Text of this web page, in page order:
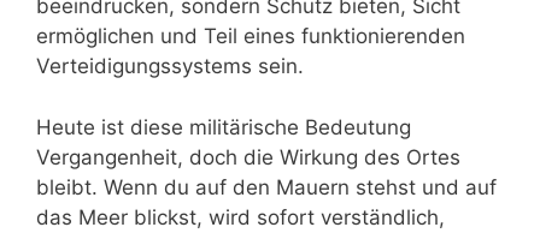
beeindrucken, sondern Schutz bieten, Sicht
ermöglichen und Teil eines funktionierenden
Verteidigungssystems sein.
Heute ist diese militärische Bedeutung
Vergangenheit, doch die Wirkung des Ortes
bleibt. Wenn du auf den Mauern stehst und auf
das Meer blickst, wird sofort verständlich,